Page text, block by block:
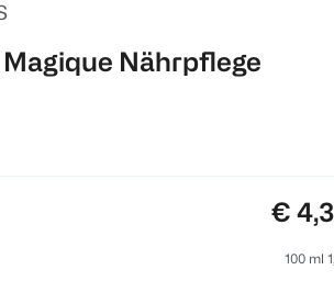
Magique Nährpflege
€
100 ml